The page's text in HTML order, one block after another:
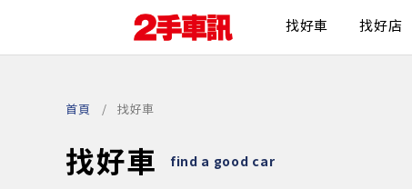
找好車 找好店
首頁 找好車
找好車 find a good car